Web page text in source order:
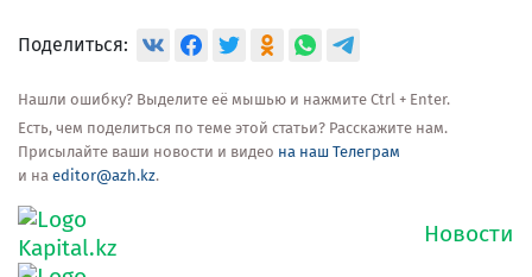
Поделиться:
Нашли ошибку? Выделите её мышью и нажмите Ctrl + Enter.
Есть, чем поделиться по теме этой статьи? Расскажите нам.
Присылайте ваши новости и видео на наш Телеграм
и на editor@azh.kz.